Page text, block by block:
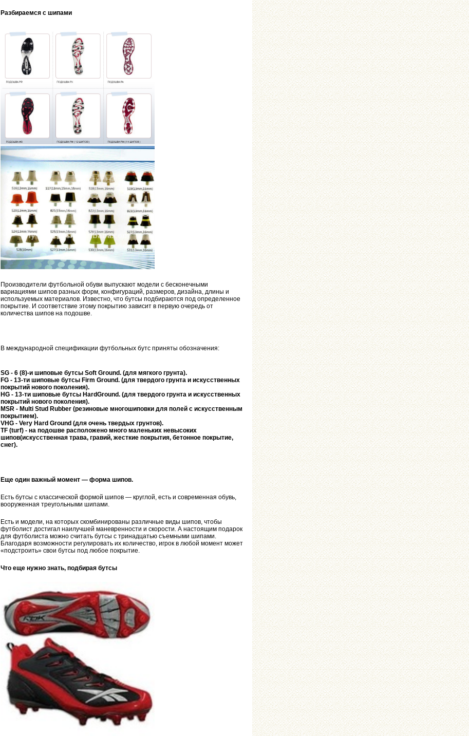
Разбираемся с шипами
Производители футбольной обуви выпускают модели с бесконечными
вариациями шипов разных форм, конфигураций, размеров, дизайна, длины и
используемых материалов. Известно, что бутсы подбираются под определенное
покрытие. И соответствие этому покрытию зависит в первую очередь от
количества шипов на подошве.
В международной спецификации футбольных бутс приняты обозначения:
SG - 6 (8)-и шиповые бутсы Soft Ground. (для мягкого грунта).
FG - 13-ти шиповые бутсы Firm Ground. (для твердого грунта и искусственных
покрытий нового поколения).
HG - 13-ти шиповые бутсы HardGround. (для твердого грунта и искусственных
покрытий нового поколения).
MSR - Multi Stud Rubber (резиновые многошиповки для полей с искусственным
покрытием).
VHG - Very Hard Ground (для очень твердых грунтов).
TF (turf) - на подошве расположено много маленьких невысоких
шипов(искусственная трава, гравий, жесткие покрытия, бетонное покрытие,
снег).
Еще один важный момент — форма шипов.
Есть бутсы с классической формой шипов — круглой, есть и современная обувь,
вооруженная треугольными шипами.
Есть и модели, на которых скомбинированы различные виды шипов, чтобы
футболист достигал наилучшей маневренности и скорости. А настоящим подарок
для футболиста можно считать бутсы с тринадцатью съемными шипами.
Благодаря возможности регулировать их количество, игрок в любой момент может
«подстроить» свои бутсы под любое покрытие.
Что еще нужно знать, подбирая бутсы